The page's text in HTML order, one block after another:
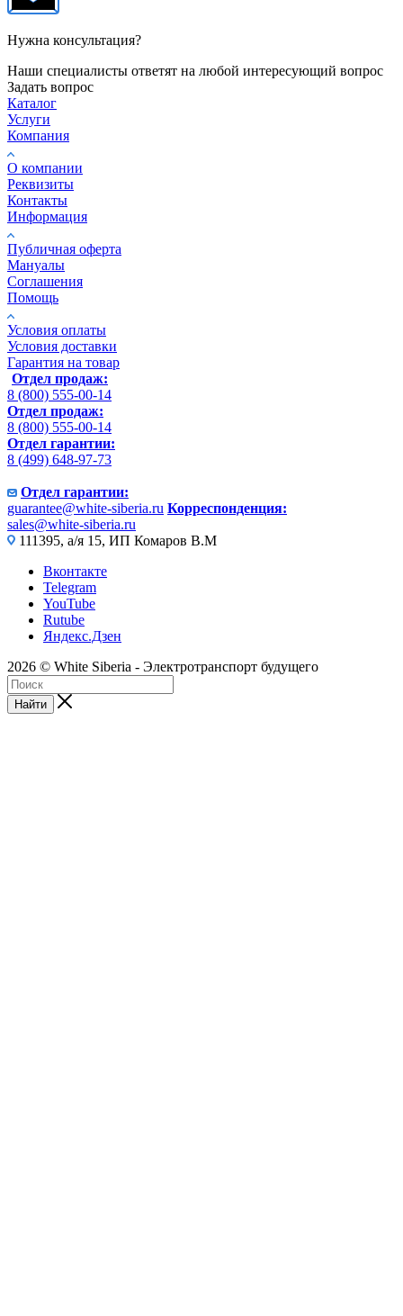
Нужна консультация?
Наши специалисты ответят на любой интересующий вопрос
Задать вопрос
Каталог
Услуги
Компания
О компании
Реквизиты
Контакты
Информация
Публичная оферта
Мануалы
Соглашения
Помощь
Условия оплаты
Условия доставки
Гарантия на товар
Отдел продаж:
8 (800) 555-00-14
Отдел продаж:
8 (800) 555-00-14
Отдел гарантии:
8 (499) 648-97-73
Отдел гарантии:
guarantee@white-siberia.ru Корреспонденция:
sales@white-siberia.ru
111395, а/я 15, ИП Комаров В.М
Вконтакте
Telegram
YouTube
Rutube
Яндекс.Дзен
2026 © White Siberia - Электротранспорт будущего
Найти